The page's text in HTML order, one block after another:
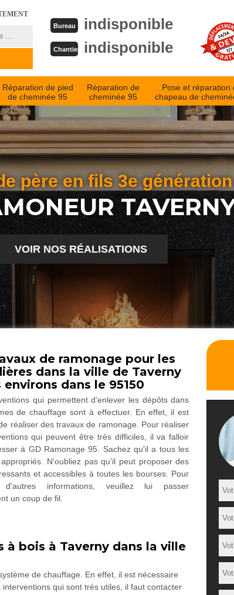
Bureau indisponible
Chantier indisponible
Réparation de pied
de cheminée 95
Réparation de
cheminée 95
Pose et réparation
chapeau de
père en fils 3e génération
VOIR NOS RÉALISATIONS
de ramonage pour les
dans la ville de Taverny
environs dans le 95150
qui permettent d'enlever les dépôts dans
de chauffage sont à effectuer. En effet, il est
réaliser des travaux de ramonage. Pour réaliser
qui peuvent être très difficiles, il va falloir
à GD Ramonage 95. Sachez qu'il a tous les
appropriés. N'oubliez pas qu'il peut proposer des
et accessibles à toutes les bourses. Pour
d'autres informations, veuillez lui passer
un coup de fil.
bois à Taverny dans la ville
de chauffage. En effet, il est nécessaire
qui sont très utiles, il faut contacter